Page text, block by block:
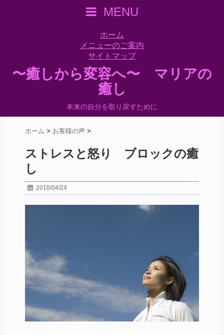
MENU
ホーム
メニューのご案内
サイトマップ
〜癒しから変容へ〜 マリアの
癒し
本来の自分を取り戻すために
ホーム > お客様の声 >
ストレスと怒り ブロックの癒
し
2018/04/24